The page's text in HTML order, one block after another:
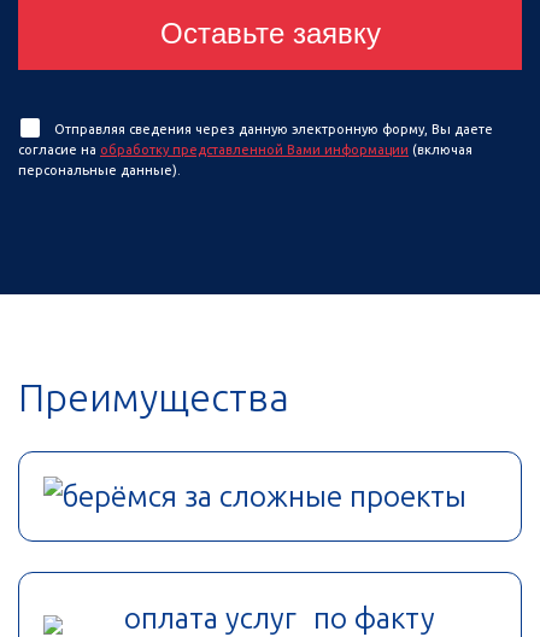
Оставьте заявку
Отправляя сведения через данную электронную форму, Вы даете
согласие на обработку представленной Вами информации (включая
персональные данные).
Преимущества
берёмся за сложные проекты
оплата услуг по факту